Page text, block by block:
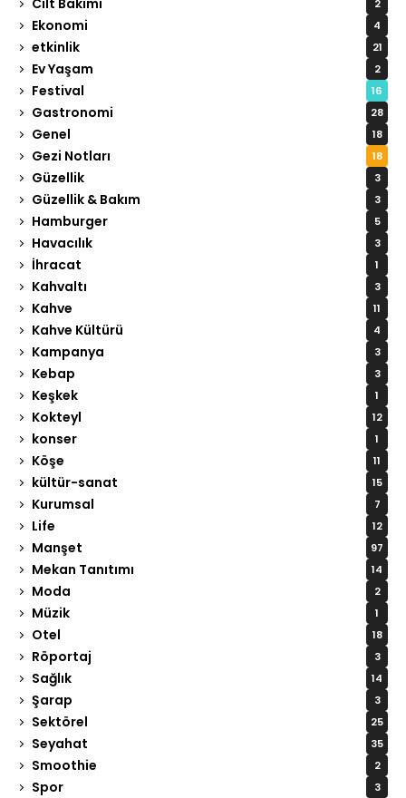
2
Ekonomi 4
etkinlik 21
Ev Yaşam 2
Festival 16
Gastronomi 28
Genel 18
Gezi Notları 18
Güzellik 3
Güzellik & Bakım 3
Hamburger 5
Havacılık 3
İhracat 1
Kahvaltı 3
Kahve 11
Kahve Kültürü 4
Kampanya 3
Kebap 3
Keşkek 1
Kokteyl 12
konser 1
Köşe 11
kültür-sanat 15
Kurumsal 7
Life 12
Manşet 97
Mekan Tanıtımı 14
Moda 2
Müzik 1
Otel 18
Röportaj 3
Sağlık 14
Şarap 3
Sektörel 25
Seyahat 35
Smoothie 2
Spor 3